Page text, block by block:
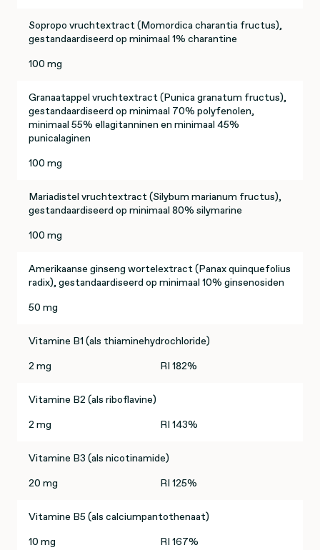
Sopropo vruchtextract (Momordica charantia fructus),
gestandaardiseerd op minimaal 1% charantine
100 mg
Granaatappel vruchtextract (Punica granatum fructus),
gestandaardiseerd op minimaal 70% polyfenolen,
minimaal 55% ellagitanninen en minimaal 45%
punicalaginen
100 mg
Mariadistel vruchtextract (Silybum marianum fructus),
gestandaardiseerd op minimaal 80% silymarine
100 mg
Amerikaanse ginseng wortelextract (Panax quinquefolius
radix), gestandaardiseerd op minimaal 10% ginsenosiden
50 mg
Vitamine B1 (als thiaminehydrochloride)
2 mg
RI 182%
Vitamine B2 (als riboflavine)
2 mg
RI 143%
Vitamine B3 (als nicotinamide)
20 mg
RI 125%
Vitamine B5 (als calciumpantothenaat)
10 mg
RI 167%